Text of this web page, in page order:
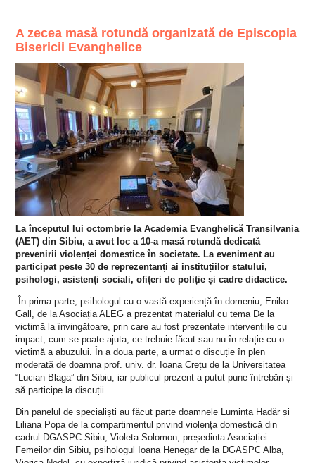
A zecea masă rotundă organizată de Episcopia
Bisericii Evanghelice
La începutul lui octombrie la Academia Evanghelică Transilvania
(AET) din Sibiu, a avut loc a 10-a masă rotundă dedicată
prevenirii violenței domestice în societate. La eveniment au
participat peste 30 de reprezentanți ai instituțiilor statului,
psihologi, asistenți sociali, ofițeri de poliție și cadre didactice.
În prima parte, psihologul cu o vastă experiență în domeniu, Eniko
Gall, de la Asociația ALEG a prezentat materialul cu tema De la
victimă la învingătoare, prin care au fost prezentate intervențiile cu
impact, cum se poate ajuta, ce trebuie făcut sau nu în relație cu o
victimă a abuzului. În a doua parte, a urmat o discuție în plen
moderată de doamna prof. univ. dr. Ioana Crețu de la Universitatea
“Lucian Blaga” din Sibiu, iar publicul prezent a putut pune întrebări și
să participe la discuții.
Din panelul de specialiști au făcut parte doamnele Lumința Hadăr și
Liliana Popa de la compartimentul privind violența domestică din
cadrul DGASPC Sibiu, Violeta Solomon, președinta Asociației
Femeilor din Sibiu, psihologul Ioana Henegar de la DGASPC Alba,